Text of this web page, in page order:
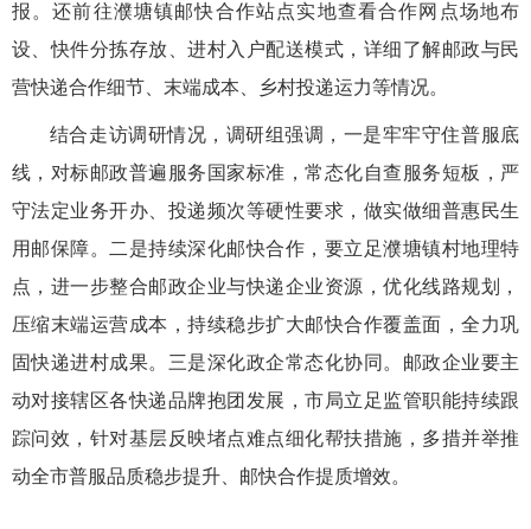
报。还前往濮塘镇邮快合作站点实地查看合作网点场地布
设、快件分拣存放、进村入户配送模式，详细了解邮政与民
营快递合作细节、末端成本、乡村投递运力等情况。
结合走访调研情况，调研组强调，一是牢牢守住普服底
线，对标邮政普遍服务国家标准，常态化自查服务短板，严
守法定业务开办、投递频次等硬性要求，做实做细普惠民生
用邮保障。二是持续深化邮快合作，要立足濮塘镇村地理特
点，进一步整合邮政企业与快递企业资源，优化线路规划，
压缩末端运营成本，持续稳步扩大邮快合作覆盖面，全力巩
固快递进村成果。三是深化政企常态化协同。邮政企业要主
动对接辖区各快递品牌抱团发展，市局立足监管职能持续跟
踪问效，针对基层反映堵点难点细化帮扶措施，多措并举推
动全市普服品质稳步提升、邮快合作提质增效。